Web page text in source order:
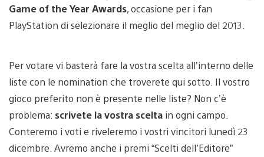
Game of the Year Awards, occasione per i fan
PlayStation di selezionare il meglio del meglio del 2013.
Per votare vi basterà fare la vostra scelta all’interno delle
liste con le nomination che troverete qui sotto. Il vostro
gioco preferito non è presente nelle liste? Non c’è
problema: scrivete la vostra scelta in ogni campo.
Conteremo i voti e riveleremo i vostri vincitori lunedì 23
dicembre. Avremo anche i premi “Scelti dell’Editore”